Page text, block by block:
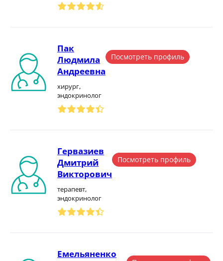
Пак
Людмила
Андреевна
хирург,
эндокринолог
Посмотреть профиль
Гервазиев
Дмитрий
Викторович
терапевт,
эндокринолог
Посмотреть профиль
Емельяненко